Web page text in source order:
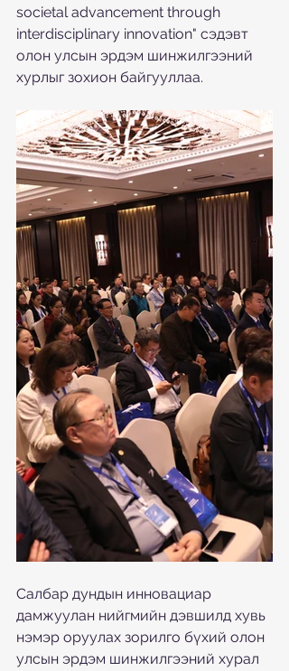
societal advancement through
interdisciplinary innovation" cэдэвт
олон улсын эрдэм шинжилгээний
хурлыг зохион байгууллаа.
Салбар дундын инновациар
дамжуулан нийгмийн дэвшилд хувь
нэмэр оруулах зорилго бүхий олон
улсын эрдэм шинжилгээний хурал